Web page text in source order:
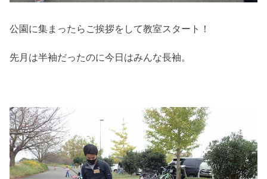
公園に集まったらご挨拶をして教室スタート！
先月は半袖だったのに今日はみんな長袖。